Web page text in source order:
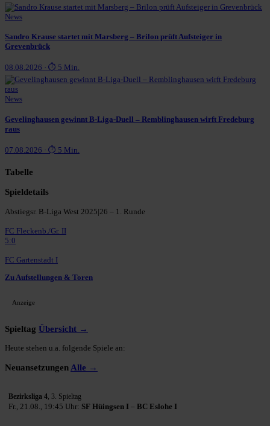
News
Sandro Krause startet mit Marsberg – Brilon prüft Aufsteiger in
Grevenbrück
08.08.2026 · ⏱ 5 Min.
News
Gevelinghausen gewinnt B-Liga-Duell – Remblinghausen wirft Fredeburg
raus
07.08.2026 · ⏱ 5 Min.
Tabelle
Spieldetails
Abstiegsr. B-Liga West 2025|26 – 1. Runde
FC Fleckenb./Gr. II
5:0
FC Gartenstadt I
Zu Aufstellungen & Toren
Anzeige
Spieltag Übersicht →
Heute stehen u.a. folgende Spiele an:
Neuansetzungen Alle →
Bezirksliga 4, 3. Spieltag
Fr., 21.08., 19:45 Uhr: SF Hüingsen I – BC Eslohe I